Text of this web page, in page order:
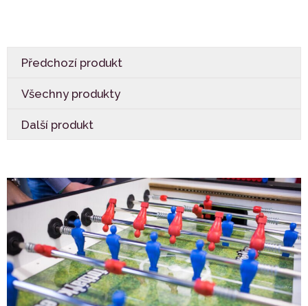
Předchozí produkt
Všechny produkty
Další produkt